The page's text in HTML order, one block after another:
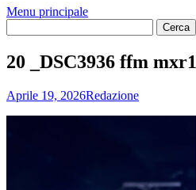
Menu principale
20 _DSC3936 ffm mxr1
Aprile 19, 2026Redazione